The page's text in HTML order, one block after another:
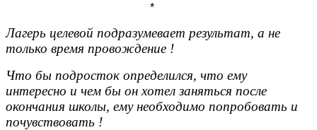
*
Лагерь целевой подразумевает результат, а не
только время провождение !
Что бы подросток определился, что ему
интересно и чем бы он хотел заняться после
окончания школы, ему необходимо попробовать и
почувствовать !